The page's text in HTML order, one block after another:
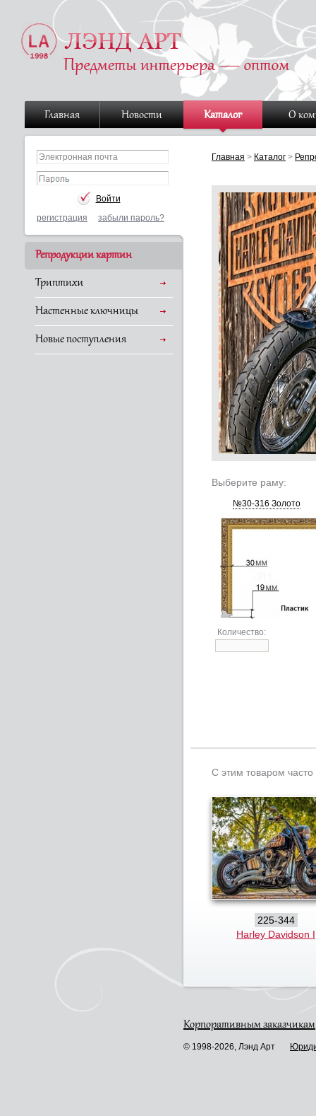
Главная Новости Каталог О
регистрация забыли пароль?
Репродукции картин
Триптихи
Настенные ключницы
Новые поступления
Главная > Каталог >
Выберите раму:
№30-316 Золото
Количество:
С этим товаром часто
225-344
Harley Davidson I
Корпоративным заказчикам
© 1998-2026, Лэнд Арт